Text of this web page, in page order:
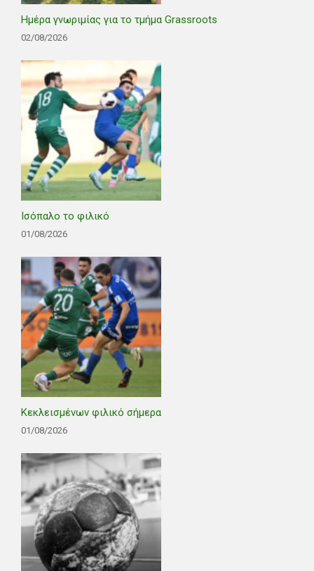
Ημέρα γνωριμίας για το τμήμα Grassroots
02/08/2026
Ισόπαλο το φιλικό
01/08/2026
Κεκλεισμένων φιλικό σήμερα
01/08/2026